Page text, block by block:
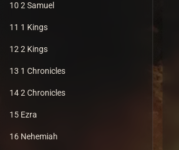
10 2 Samuel
11 1 Kings
12 2 Kings
13 1 Chronicles
14 2 Chronicles
15 Ezra
16 Nehemiah